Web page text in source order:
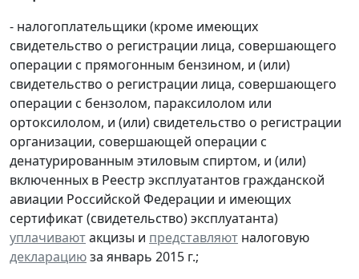
- налогоплательщики (кроме имеющих
свидетельство о регистрации лица, совершающего
операции с прямогонным бензином, и (или)
свидетельство о регистрации лица, совершающего
операции с бензолом, параксилолом или
ортоксилолом, и (или) свидетельство о регистрации
организации, совершающей операции с
денатурированным этиловым спиртом, и (или)
включенных в Реестр эксплуатантов гражданской
авиации Российской Федерации и имеющих
сертификат (свидетельство) эксплуатанта)
уплачиваютакцизы и представляют налоговую
декларациюза январь 2015 г.;